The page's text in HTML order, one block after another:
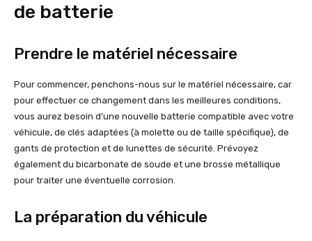
de batterie
Prendre le matériel nécessaire
Pour commencer, penchons-nous sur le matériel nécessaire, car
pour effectuer ce changement dans les meilleures conditions,
vous aurez besoin d’une nouvelle batterie compatible avec votre
véhicule, de clés adaptées (à molette ou de taille spécifique), de
gants de protection et de lunettes de sécurité. Prévoyez
également du bicarbonate de soude et une brosse métallique
pour traiter une éventuelle corrosion.
La préparation du véhicule